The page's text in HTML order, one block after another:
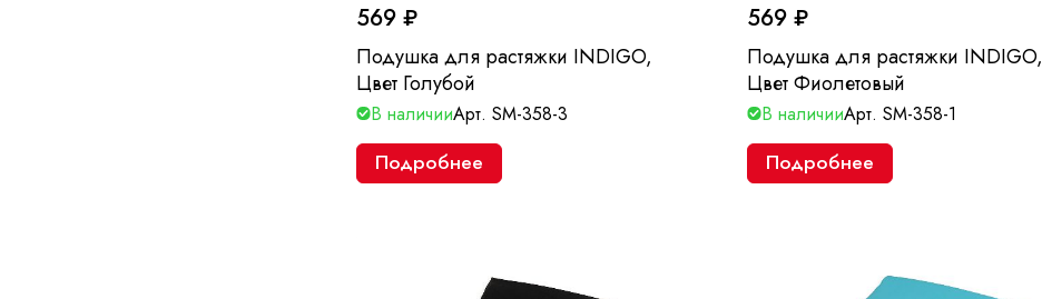
569 ₽
Подушка для растяжки INDIGO,
Цвет Голубой
В наличииАрт. SM-358-3
Подробнее
569 ₽
Подушка для растяжки INDIGO,
Цвет Фиолетовый
В наличииАрт. SM-358-1
Подробнее